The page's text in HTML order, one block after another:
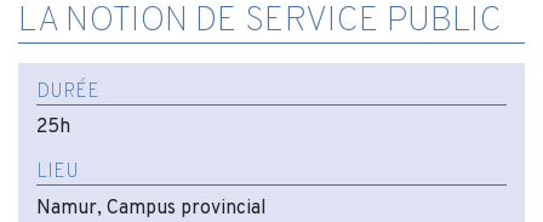
LA NOTION DE SERVICE PUBLIC
DURÉE
25h
LIEU
Namur, Campus provincial